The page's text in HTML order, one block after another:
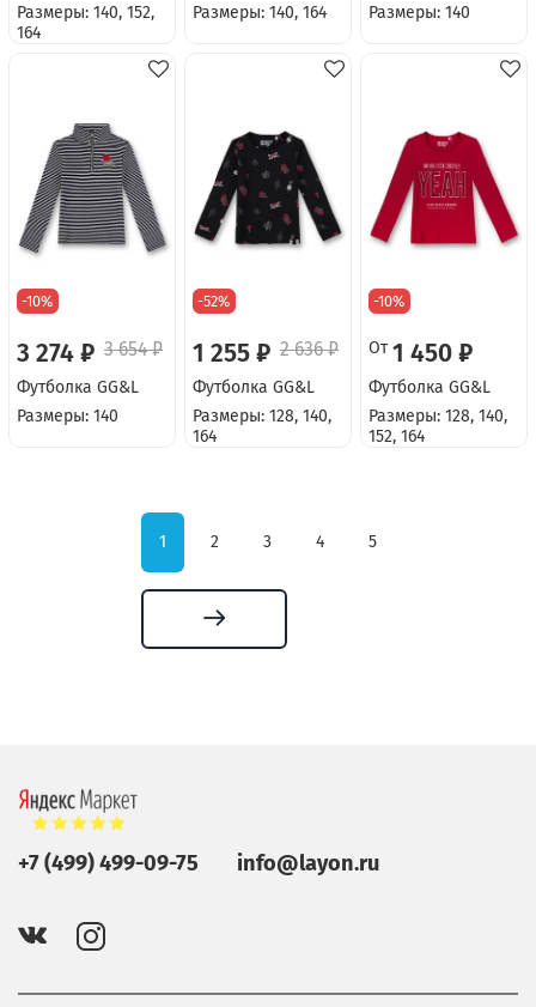
Размеры: 140, 152,
164
Размеры: 140, 164
Размеры: 140
-10%
3 274 ₽ 3 654 ₽
Футболка GG&L
Размеры: 140
-52%
1 255 ₽ 2 636 ₽
Футболка GG&L
Размеры: 128, 140,
164
-10%
От 1 450 ₽
Футболка GG&L
Размеры: 128, 140,
152, 164
1 2 3 4 5
+7 (499) 499-09-75 info@layon.ru